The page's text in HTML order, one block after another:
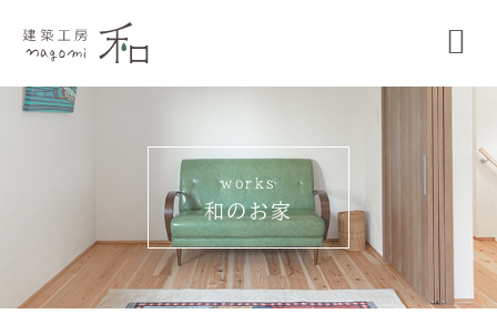
works
和のお家